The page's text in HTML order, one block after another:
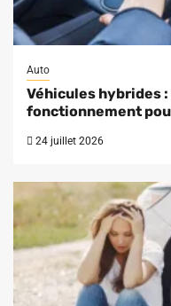
Auto
Véhicules hybrides
fonctionnement
24 juillet 2026